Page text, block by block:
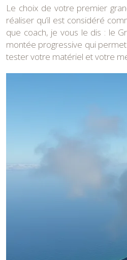
Le choix de votre premier
réaliser qu’il est considéré
que coach, je vous le dis : le
montée progressive qui permet
tester votre matériel et votre